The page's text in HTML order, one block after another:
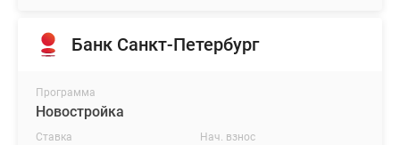
Банк Санкт-Петербург
Программа
Новостройка
Ставка Нач. взнос